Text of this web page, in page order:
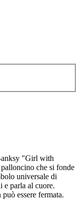
"Girl with
che si fonde
universale di
e parla al cuore.
essere fermata.